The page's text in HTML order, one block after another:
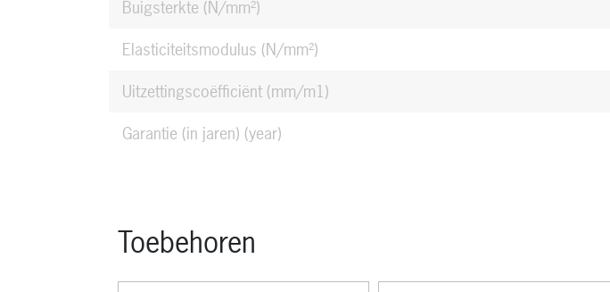
Glansgraad zichtzijde Standaard ETIM
Glansgraad zichtzijde
Buigsterkte (N/mm²)
Elasticiteitsmodulus (N/mm²)
Uitzettingscoëfficiënt (mm/m1)
Garantie (in jaren) (year)
Toebehoren